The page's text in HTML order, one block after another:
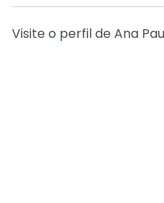
Visite o perfil de Ana